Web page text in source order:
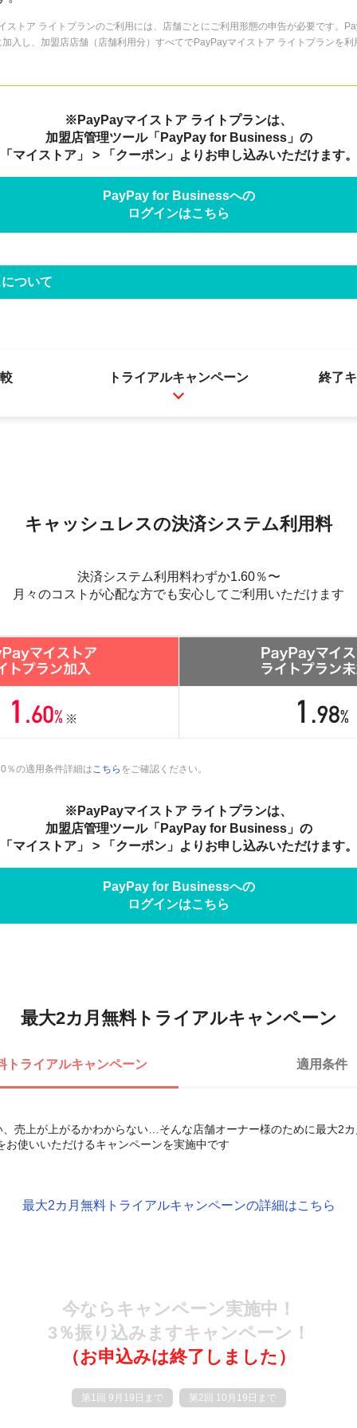
トア ライトプランのご利用には、店舗ごとにご利用形態の申告が必要です。
入し、加盟店店舗（店舗利用分）すべてでPayPayマイストア ライトプランを利
※PayPayマイストア ライトプランは、
加盟店管理ツール「PayPay for Business」の
「マイストア」 > 「クーポン」よりお申し込みいただけます。
PayPay for Businessへの
ログインはこちら
ついて
トライアルキャンペーン 終了
キャッシュレスの決済システム利用料
決済システム利用料わずか1.60％〜
月々のコストが心配な方でも安心してご利用いただけます
％の適用条件詳細は こちら をご確認ください。
※PayPayマイストア ライトプランは、
加盟店管理ツール「PayPay for Business」の
「マイストア」 > 「クーポン」よりお申し込みいただけます。
PayPay for Businessへの
ログインはこちら
最大2カ月無料トライアルキャンペーン
トライアルキャンペーン 適用条件
売上が上がるかわからない…そんな店舗オーナー様のために最大2
お使いいただけるキャンペーンを実施中です
最大2カ月無料トライアルキャンペーンの詳細はこちら
今ならキャンペーン実施中！
3％振り込みますキャンペーン！
（お申込みは終了しました）
第1回 9月19日まで 第2回 10月19日まで